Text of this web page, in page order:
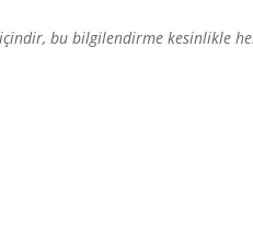
bu bilgilendirme kesinlikle